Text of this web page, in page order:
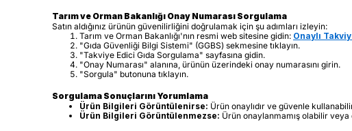
Tarım ve Orman Bakanlığı Onay Numarası Sorgulama
Satın aldığınız ürünün güvenilirliğini doğrulamak için şu adımları izleyin:
Tarım ve Orman Bakanlığı'nın resmi web sitesine gidin: Onaylı
"Gıda Güvenliği Bilgi Sistemi" (GGBS) sekmesine tıklayın.
"Takviye Edici Gıda Sorgulama" sayfasına gidin.
"Onay Numarası" alanına, ürünün üzerindeki onay numarasını girin.
"Sorgula" butonuna tıklayın.
Sorgulama Sonuçlarını Yorumlama
Ürün Bilgileri Görüntülenirse: Ürün onaylıdır ve güvenle
Ürün Bilgileri Görüntülenmezse: Ürün onaylanmamış olabilir veya